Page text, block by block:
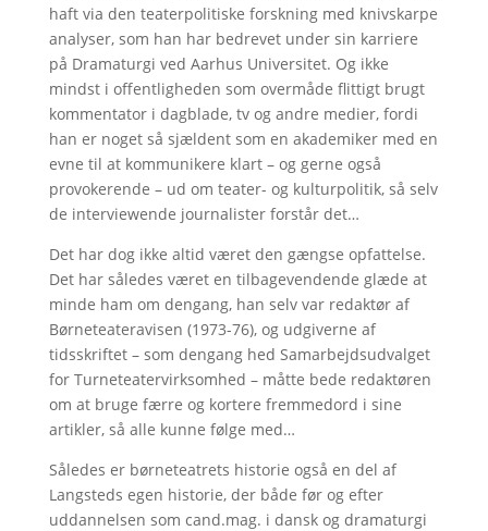
haft via den teaterpolitiske forskning med knivskarpe
analyser, som han har bedrevet under sin karriere
på Dramaturgi ved Aarhus Universitet. Og ikke
mindst i offentligheden som overmåde flittigt brugt
kommentator i dagblade, tv og andre medier, fordi
han er noget så sjældent som en akademiker med en
evne til at kommunikere klart – og gerne også
provokerende – ud om teater- og kulturpolitik, så selv
de interviewende journalister forstår det…
Det har dog ikke altid været den gængse opfattelse.
Det har således været en tilbagevendende glæde at
minde ham om dengang, han selv var redaktør af
Børneteateravisen (1973-76), og udgiverne af
tidsskriftet – som dengang hed Samarbejdsudvalget
for Turneteatervirksomhed – måtte bede redaktøren
om at bruge færre og kortere fremmedord i sine
artikler, så alle kunne følge med…
Således er børneteatrets historie også en del af
Langsteds egen historie, der både før og efter
uddannelsen som cand.mag. i dansk og dramaturgi